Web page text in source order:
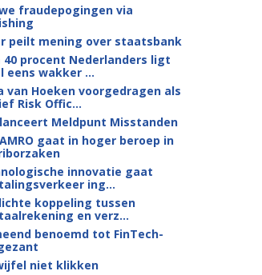
fraudepogingen via
peilt mening over staatsbank
40 procent Nederlanders ligt
eens wakker ...
van Hoeken voorgedragen als
Risk Offic...
lanceert Meldpunt Misstanden
gaat in hoger beroep in
innovatie gaat
ing...
koppeling tussen
en verz...
benoemd tot FinTech-
niet klikken